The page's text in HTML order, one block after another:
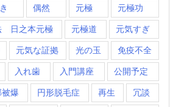
偶然 元極 元極功
日之本元極 元極道 元気すぎ
元気な証拠 光の玉 免疫不全
入れ歯 入門講座 公開予定
爆 円形脱毛症 再生 冗談